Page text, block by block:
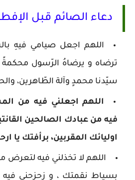
دعاء الصائم قبل
اللهم اجعل صيامي فيهِ
ترضاه و يرضاهُ الرّسول محكمةً
سيّدنا محمدٍ وآلة الطّاهرين،
اللهم اجعلني فيه من
فيه من عبادك الصالحين
اوليائك المقربين، برأفتك يا
اللهم لا تخذلني فيه لتعرض
بسياط نقمتك ، و زحزحني